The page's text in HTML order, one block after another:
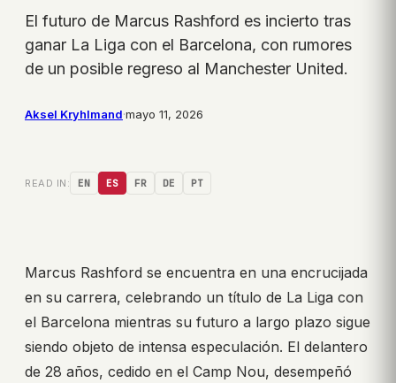
El futuro de Marcus Rashford es incierto tras
ganar La Liga con el Barcelona, con rumores
de un posible regreso al Manchester United.
Aksel Kryhlmand·mayo 11, 2026
READ IN: EN ES FR DE PT
Marcus Rashford se encuentra en una encrucijada
en su carrera, celebrando un título de La Liga con
el Barcelona mientras su futuro a largo plazo sigue
siendo objeto de intensa especulación. El delantero
de 28 años, cedido en el Camp Nou, desempeñó